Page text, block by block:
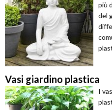
più
del
Vasi giardino plastica
I